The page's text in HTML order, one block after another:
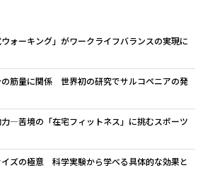
ォーキング」がワークライフバランスの実現に
筋量に関係 世界初の研究でサルコペニアの発
力―苦境の「在宅フィットネス」に挑むスポーツ
ズの極意 科学実験から学べる具体的な効果と